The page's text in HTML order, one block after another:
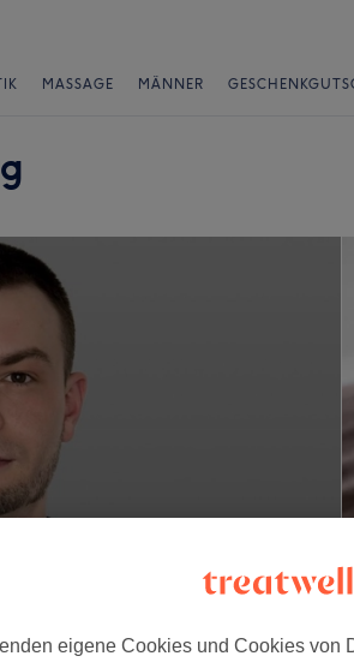
MASSAGE MÄNNER
eigene Cookies und Cookies von